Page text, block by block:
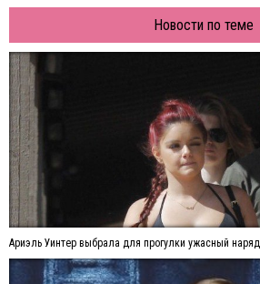
Новости по теме
Ариэль Уинтер выбрала для прогулки ужасный наряд